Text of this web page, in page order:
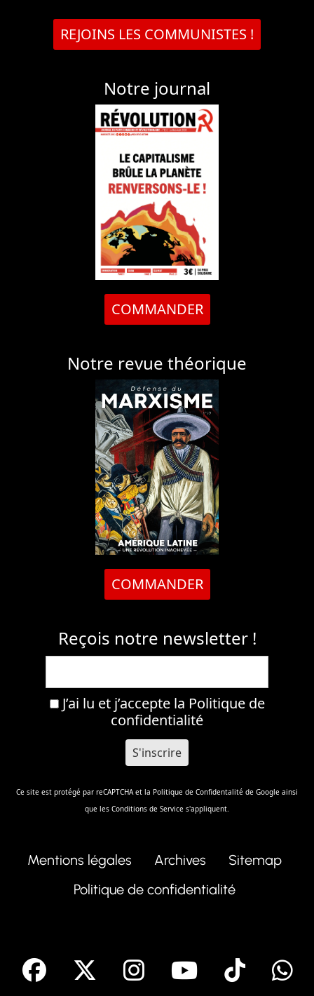
REJOINS LES COMMUNISTES !
Notre journal
COMMANDER
Notre revue théorique
COMMANDER
Reçois notre newsletter !
J’ai lu et j’accepte la Politique de
confidentialité
Ce site est protégé par reCAPTCHA et la Politique de Confidentalité de Google ainsi
que les Conditions de Service s'appliquent.
Mentions légales Archives
Sitemap
Politique de confidentialité
facebook Instagram
Youtube
Tik